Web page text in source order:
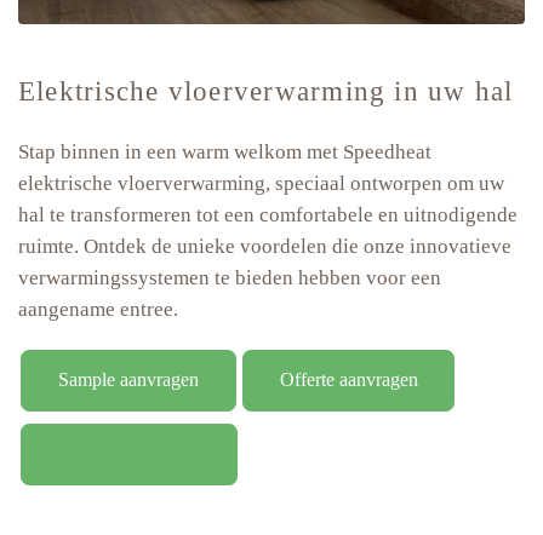
Elektrische vloerverwarming in uw hal
Stap binnen in een warm welkom met Speedheat
elektrische vloerverwarming, speciaal ontworpen om uw
hal te transformeren tot een comfortabele en uitnodigende
ruimte. Ontdek de unieke voordelen die onze innovatieve
verwarmingssystemen te bieden hebben voor een
aangename entree.
Sample aanvragen Offerte aanvragen